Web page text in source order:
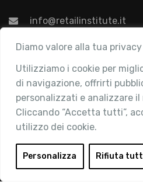
Diamo valore alla tua privacy
Utilizziamo i cookie per
di navigazione, offrirti
personalizzati e analizzare
Cliccando “Accetta tutti”,
utilizzo dei cookie.
Personalizza Rifiuta
info@retailinstitute.it
Associazione
Chi siamo
Attività
Contatti
Area Riservata
Login
Diventa Socio